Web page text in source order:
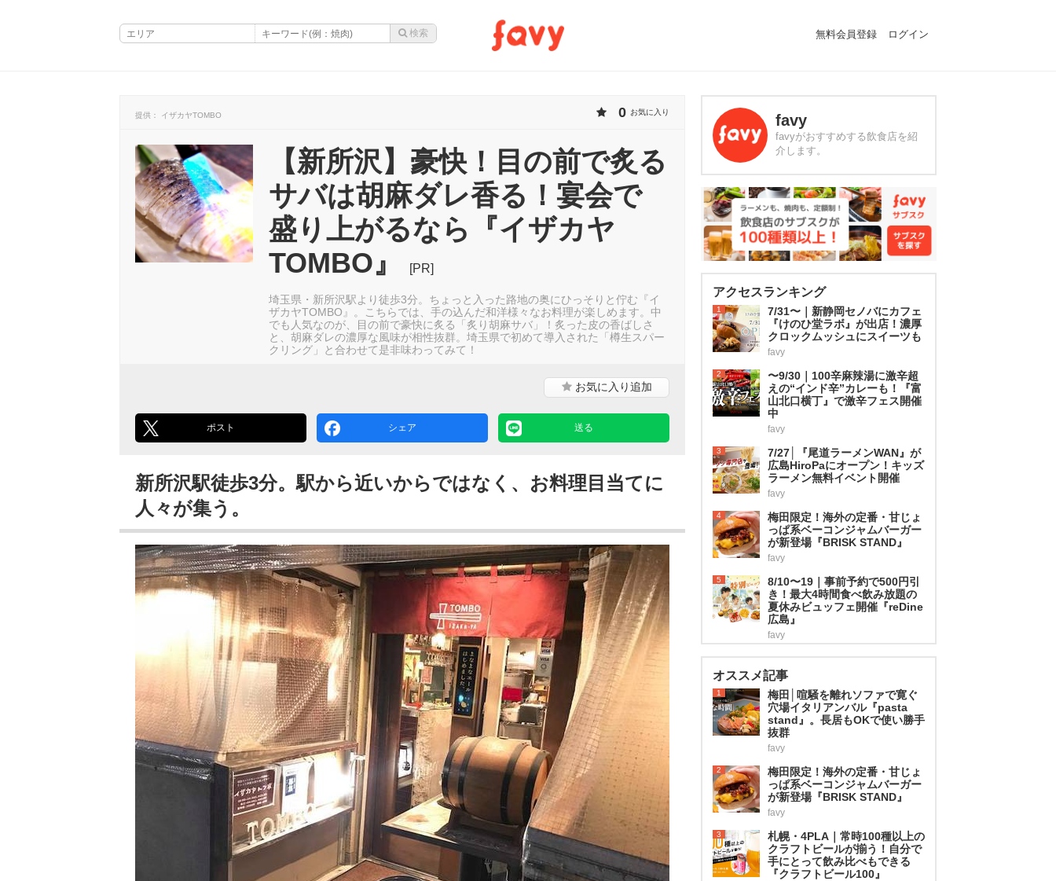
無料会員登録 ログイン
提供： イザカヤTOMBO 0 お気に入り
【新所沢】豪快！目の前で炙る
サバは胡麻ダレ香る！宴会で
盛り上がるなら『イザカヤ
TOMBO』
[PR]
埼玉県・新所沢駅より徒歩3分。ちょっと入った路地の奥にひっそりと佇む『イ
ザカヤTOMBO』。こちらでは、手の込んだ和洋様々なお料理が楽しめます。中
でも人気なのが、目の前で豪快に炙る「炙り胡麻サバ」！炙った皮の香ばしさ
と、胡麻ダレの濃厚な風味が相性抜群。埼玉県で初めて導入された「樽生スパー
クリング」と合わせて是非味わってみて！
お気に入り追加
ポスト シェア 送る
新所沢駅徒歩3分。駅から近いからではなく、お料理目当てに
人々が集う。
favy
favyがおすすめする飲食店を紹
介します。
アクセスランキング
1
7/31〜｜新静岡セノバにカフェ
『けのひ堂ラボ』が出店！濃厚
クロックムッシュにスイーツも
favy
2
〜9/30｜100辛麻辣湯に激辛超
えの“インド辛”カレーも！『富
山北口横丁』で激辛フェス開催
中
favy
3
7/27│『尾道ラーメンWAN』が
広島HiroPaにオープン！キッズ
ラーメン無料イベント開催
favy
4
梅田限定！海外の定番・甘じょ
っぱ系ベーコンジャムバーガー
が新登場『BRISK STAND』
favy
5
8/10〜19｜事前予約で500円引
き！最大4時間食べ飲み放題の
夏休みビュッフェ開催『reDine
広島』
favy
オススメ記事
1
梅田│喧騒を離れソファで寛ぐ
穴場イタリアンバル『pasta
stand』。長居もOKで使い勝手
抜群
favy
2
梅田限定！海外の定番・甘じょ
っぱ系ベーコンジャムバーガー
が新登場『BRISK STAND』
favy
3
札幌・4PLA｜常時100種以上の
クラフトビールが揃う！自分で
手にとって飲み比べもできる
『クラフトビール100』